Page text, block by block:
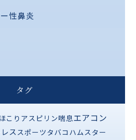
性鼻炎
タグ
ほこり アスピリン喘息エアコン
ス スポーツタバコ ハムスター